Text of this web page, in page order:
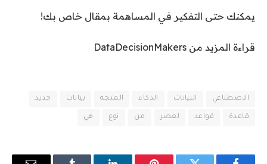
يمكنك حتى التفكير في المساهمة بمقال خاص بك!
قراءة المزيد من DataDecisionMakers
الاصطناعي البيانات الذكاء المتجه بيانات جديد
قاعدة قواعد لعصر من نوع هي